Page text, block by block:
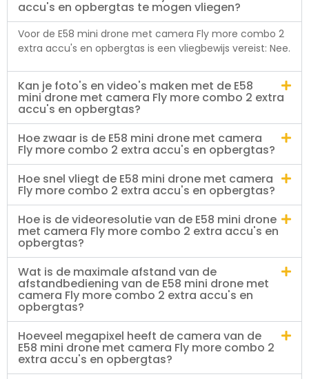
accu's en opbergtas te mogen vliegen?
Voor de E58 mini drone met camera Fly more combo 2
extra accu's en opbergtas is een vliegbewijs vereist: Nee.
Kan je foto's en video's maken met de E58
mini drone met camera Fly more combo 2 extra
accu's en opbergtas?
Hoe zwaar is de E58 mini drone met camera
Fly more combo 2 extra accu's en opbergtas?
Hoe snel vliegt de E58 mini drone met camera
Fly more combo 2 extra accu's en opbergtas?
Hoe is de videoresolutie van de E58 mini drone
met camera Fly more combo 2 extra accu's en
opbergtas?
Wat is de maximale afstand van de
afstandbediening van de E58 mini drone met
camera Fly more combo 2 extra accu's en
opbergtas?
Hoeveel megapixel heeft de camera van de
E58 mini drone met camera Fly more combo 2
extra accu's en opbergtas?